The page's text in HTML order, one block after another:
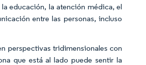
educación, la atención médica, el
entre las personas, incluso
perspectivas tridimensionales con
que está al lado puede sentir la